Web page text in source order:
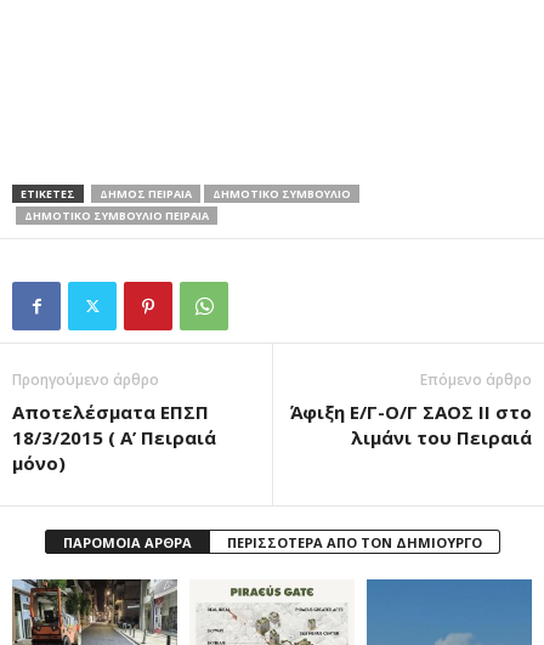
ΕΤΙΚΕΤΕΣ ΔΗΜΟΣ ΠΕΙΡΑΙΑ
ΔΗΜΟΤΙΚΟ ΣΥΜΒΟΥΛΙΟ
ΔΗΜΟΤΙΚΟ ΣΥΜΒΟΥΛΙΟ ΠΕΙΡΑΙΑ
Προηγούμενο άρθρο
Αποτελέσματα ΕΠΣΠ
18/3/2015 ( Α’ Πειραιά
μόνο)
Επόμενο άρθρο
Άφιξη Ε/Γ-Ο/Γ ΣΑΟΣ ΙΙ στο
λιμάνι του Πειραιά
ΠΑΡΟΜΟΙΑ ΑΡΘΡΑ ΠΕΡΙΣΣΟΤΕΡΑ ΑΠΟ ΤΟΝ ΔΗΜΙΟΥΡΓΟ